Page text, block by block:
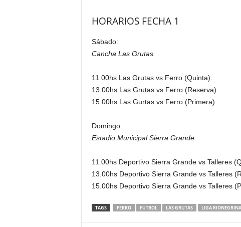
HORARIOS FECHA 1
Sábado:
Cancha Las Grutas.
11.00hs Las Grutas vs Ferro (Quinta).
13.00hs Las Grutas vs Ferro (Reserva).
15.00hs Las Gurtas vs Ferro (Primera).
Domingo:
Estadio Municipal Sierra Grande.
11.00hs Deportivo Sierra Grande vs Talleres
13.00hs Deportivo Sierra Grande vs Talleres
15.00hs Deportivo Sierra Grande vs Talleres
TAGS FERRO FUTBOL LAS GRUTAS LIGA RIONEGRINA